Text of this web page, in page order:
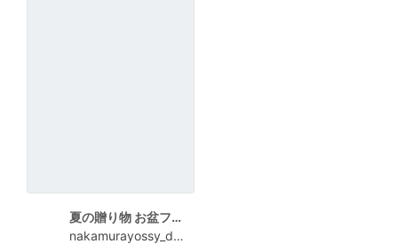
夏の贈り物 お盆フェアPOP
nakamurayossy_design